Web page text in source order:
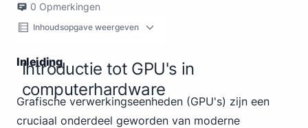
0 Opmerkingen
Inhoudsopgave weergeven
Inleiding
Introductie tot GPU's in
computerhardware
Grafische verwerkingseenheden (GPU's) zijn een
cruciaal onderdeel geworden van moderne